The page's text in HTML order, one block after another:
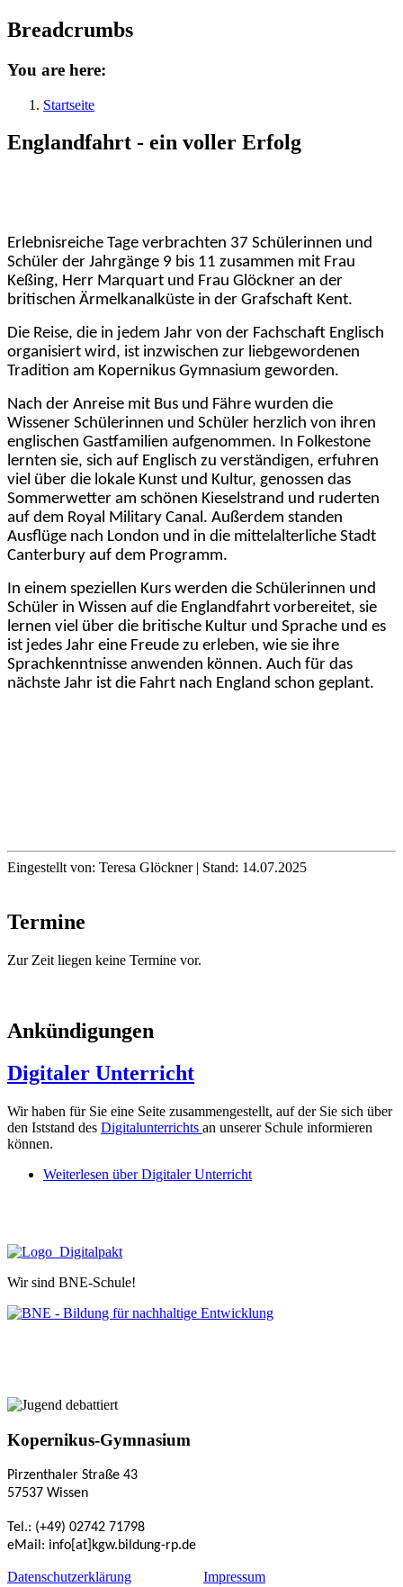
Breadcrumbs
You are here:
Startseite
Englandfahrt - ein voller Erfolg
Erlebnisreiche Tage verbrachten 37 Schülerinnen und
Schüler der Jahrgänge 9 bis 11 zusammen mit Frau
Keßing, Herr Marquart und Frau Glöckner an der
britischen Ärmelkanalküste in der Grafschaft Kent.
Die Reise, die in jedem Jahr von der Fachschaft Englisch
organisiert wird, ist inzwischen zur liebgewordenen
Tradition am Kopernikus Gymnasium geworden.
Nach der Anreise mit Bus und Fähre wurden die
Wissener Schülerinnen und Schüler herzlich von ihren
englischen Gastfamilien aufgenommen. In Folkestone
lernten sie, sich auf Englisch zu verständigen, erfuhren
viel über die lokale Kunst und Kultur, genossen das
Sommerwetter am schönen Kieselstrand und ruderten
auf dem Royal Military Canal. Außerdem standen
Ausflüge nach London und in die mittelalterliche Stadt
Canterbury auf dem Programm.
In einem speziellen Kurs werden die Schülerinnen und
Schüler in Wissen auf die Englandfahrt vorbereitet, sie
lernen viel über die britische Kultur und Sprache und es
ist jedes Jahr eine Freude zu erleben, wie sie ihre
Sprachkenntnisse anwenden können. Auch für das
nächste Jahr ist die Fahrt nach England schon geplant.
Eingestellt von: Teresa Glöckner| Stand: 14.07.2025
Termine
Zur Zeit liegen keine Termine vor.
Ankündigungen
Digitaler Unterricht
Wir haben für Sie eine Seite zusammengestellt, auf der Sie sich über
den Iststand des Digitalunterrichts an unserer Schule informieren
können.
Weiterlesen über Digitaler Unterricht
Wir sind BNE-Schule!
Kopernikus-Gymnasium
Pirzenthaler Straße 43
57537 Wissen
Tel.: (+49) 02742 71798
eMail: info[at]kgw.bildung-rp.de
Datenschutzerklärung Impressum